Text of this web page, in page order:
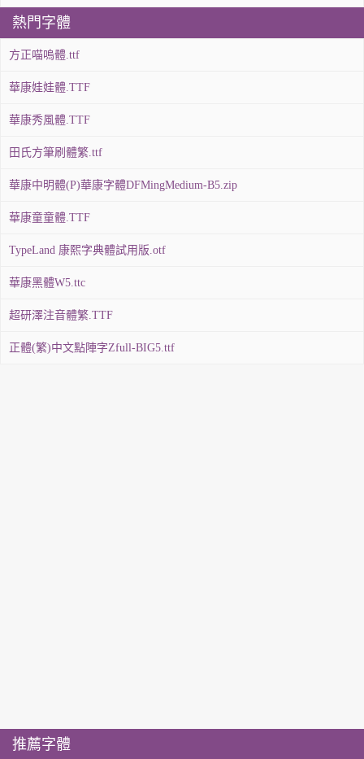
熱門字體
方正喵嗚體.ttf
華康娃娃體.TTF
華康秀風體.TTF
田氏方筆刷體繁.ttf
華康中明體(P)華康字體DFMingMedium-B5.zip
華康童童體.TTF
TypeLand 康熙字典體試用版.otf
華康黑體W5.ttc
超研澤注音體繁.TTF
正體(繁)中文點陣字Zfull-BIG5.ttf
推薦字體